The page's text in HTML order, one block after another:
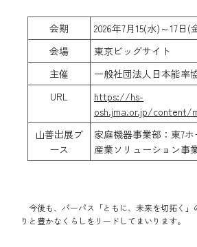
会期
2026年7月15(水)～17
会場
東京ビッグサイト
主催
一般社団法人日本能率
URL
https://hs-
osh.jma.or.jp/content/
山善出展ブ
ース
家庭機器事業部：東7ホ
産業ソリューション事
今後も、パーパス「ともに、未来を切拓く」
りと豊かなくらしをリードしてまいります。